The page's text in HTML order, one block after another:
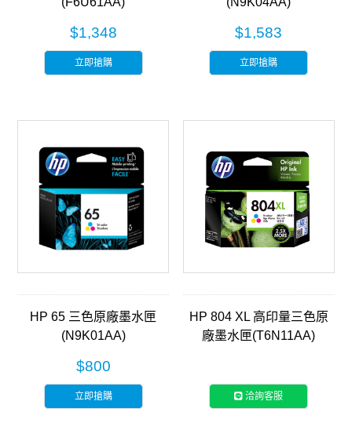
$1,348
立即搶購
$1,583
立即搶購
HP 65 三色原廠墨水匣
(N9K01AA)
$800
立即搶購
HP 804 XL 高印量三色原
廠墨水匣(T6N11AA)
洽詢客服